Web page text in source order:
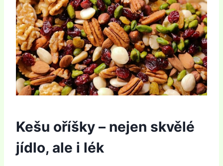
Kešu oříšky – nejen skvělé
jídlo, ale i lék